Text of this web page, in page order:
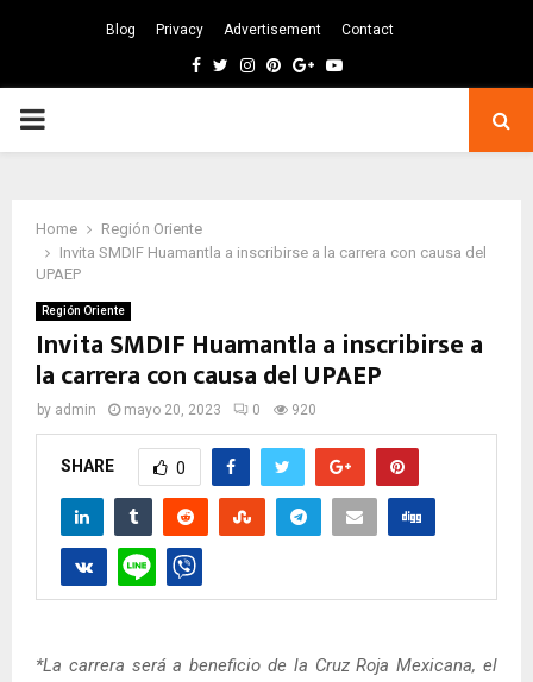
Blog Privacy Advertisement Contact
Facebook
TwitterInstagram
Pinterest
GoogleYoutube
PRIMARY
Home
Región Oriente
Invita SMDIF Huamantla a inscribirse a la carrera con causa del
UPAEP
Región Oriente
Invita SMDIF Huamantla a inscribirse a
la carrera con causa del UPAEP
by admin mayo 20, 2023 0 920
SHARE 0
*La carrera será a beneficio de la Cruz Roja Mexicana, el